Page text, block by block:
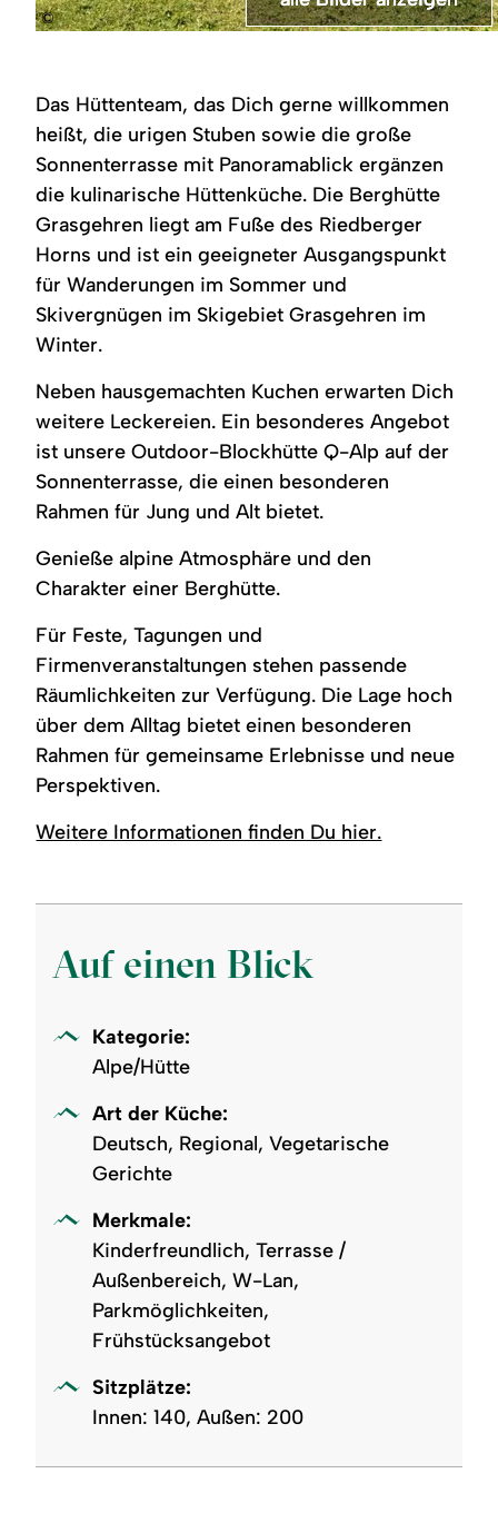
©
mit
Holztischen
und
bänken.
Weiche,
helle
Schaffelle
liegen
auf
den
Bänken.
Kleine
Topfpflanzen
und
stehen
auf
den
Tischen.
mit
Panoramablick
auf
Berge.
Rustikale
Holztische
und
-
bänke
mit
hellen
Schaffellen.
liegt
eingebettet
in
grüne
Berglandschaft.
Dunkle
Holzbauten
mit
roten
Sonnenschirmen
vor
der
Terrasse.
Sonnenterrasse
der
Grasgehrenhütte.
Holzwände
und
decke
mit
großen
Fensterfronten
bieten
Panoramablick
auf
eine
verschneite
Fenster
der
Grasgehrenhütte
eine
verschneite
Berglandschaft.
Helle
Holztische
und
Stühle
im
Vordergrund.
Das Hüttenteam, das Dich gerne willkommen
heißt, die urigen Stuben sowie die große
Sonnenterrasse mit Panoramablick ergänzen
die kulinarische Hüttenküche. Die Berghütte
Grasgehren liegt am Fuße des Riedberger
Horns und ist ein geeigneter Ausgangspunkt
für Wanderungen im Sommer und
Skivergnügen im Skigebiet Grasgehren im
Winter.
Neben hausgemachten Kuchen erwarten Dich
weitere Leckereien. Ein besonderes Angebot
ist unsere Outdoor-Blockhütte Q-Alp auf der
Sonnenterrasse, die einen besonderen
Rahmen für Jung und Alt bietet.
Genieße alpine Atmosphäre und den
Charakter einer Berghütte.
Für Feste, Tagungen und
Firmenveranstaltungen stehen passende
Räumlichkeiten zur Verfügung. Die Lage hoch
über dem Alltag bietet einen besonderen
Rahmen für gemeinsame Erlebnisse und neue
Perspektiven.
Weitere Informationen finden Du hier.
Auf einen Blick
Kategorie:
Alpe/Hütte
Art der Küche:
Deutsch, Regional, Vegetarische
Gerichte
Merkmale:
Kinderfreundlich, Terrasse /
Außenbereich, W-Lan,
Parkmöglichkeiten,
Frühstücksangebot
Sitzplätze:
Innen: 140, Außen: 200